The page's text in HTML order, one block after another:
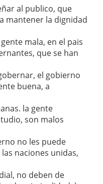
al publico, que
mantener la dignidad
mala, en el pais
que se han
el gobierno
buena, a
la gente
son malos
no les puede
naciones unidas,
no deben de